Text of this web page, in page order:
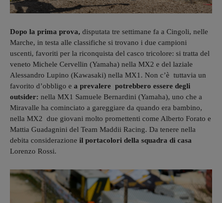
Dopo la prima prova, disputata tre settimane fa a Cingoli, nelle
Marche, in testa alle classifiche si trovano i due campioni
uscenti, favoriti per la riconquista del casco tricolore: si tratta del
veneto Michele Cervellin (Yamaha) nella MX2 e del laziale
Alessandro Lupino (Kawasaki) nella MX1. Non c’è tuttavia un
favorito d’obbligo e a prevalere potrebbero essere degli
outsider: nella MX1 Samuele Bernardini (Yamaha), uno che a
Miravalle ha cominciato a gareggiare da quando era bambino,
nella MX2 due giovani molto promettenti come Alberto Forato e
Mattia Guadagnini del Team Maddii Racing. Da tenere nella
debita considerazione il portacolori della squadra di casa
Lorenzo Rossi.